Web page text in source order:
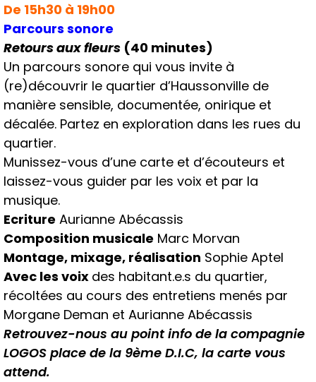
De 15h30 à 19h00
Parcours sonore
Retours aux fleurs (40 minutes)
Un parcours sonore qui vous invite à
(re)découvrir le quartier d’Haussonville de
manière sensible, documentée, onirique et
décalée. Partez en exploration dans les rues du
quartier.
Munissez-vous d’une carte et d’écouteurs et
laissez-vous guider par les voix et par la
musique.
Ecriture Aurianne Abécassis
Composition musicale Marc Morvan
Montage, mixage, réalisation Sophie Aptel
Avec les voix des habitant.e.s du quartier,
récoltées au cours des entretiens menés par
Morgane Deman et Aurianne Abécassis
Retrouvez-nous au point info de la compagnie
LOGOS place de la 9ème D.I.C, la carte vous
attend.